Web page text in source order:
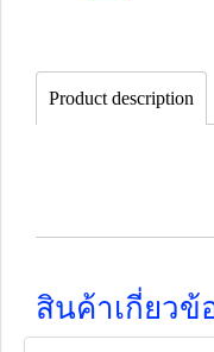
Product description
สินค้าเกี่ยวข้